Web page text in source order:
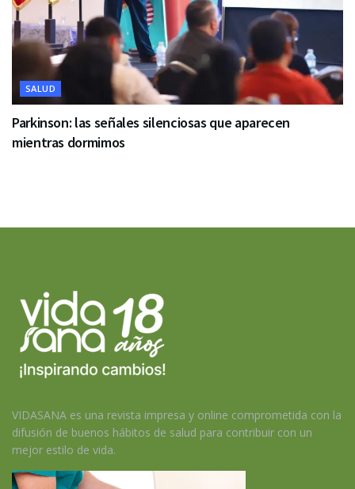
SALUD
Parkinson: las señales silenciosas que aparecen
mientras dormimos
VIDASANA es una revista impresa y online comprometida con la
difusión de buenos hábitos de salud para contribuir con un
mejor estilo de vida.